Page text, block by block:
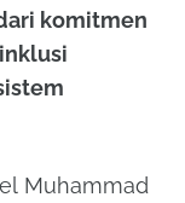
komitmen
Muhammad